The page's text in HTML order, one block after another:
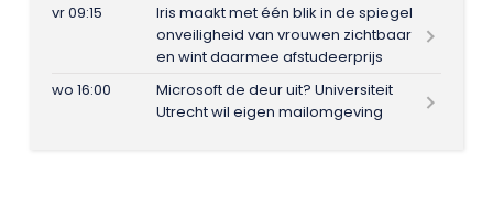
vr 09:15
Iris maakt met één blik in de spiegel
onveiligheid van vrouwen zichtbaar
en wint daarmee afstudeerprijs
wo 16:00
Microsoft de deur uit? Universiteit
Utrecht wil eigen mailomgeving